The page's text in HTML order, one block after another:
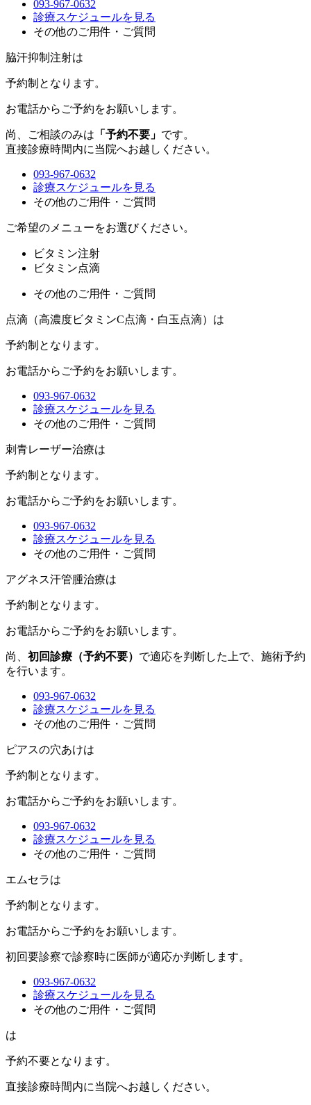
093-967-0632
診療スケジュールを見る
その他のご用件・ご質問
脇汗抑制注射は
予約制 となります。
お電話からご予約をお願いします。
尚、ご相談のみは 「予約不要」 です。
直接診療時間内に当院へお越しください。
093-967-0632
診療スケジュールを見る
その他のご用件・ご質問
ご希望のメニューをお選びください。
ビタミン注射
ビタミン点滴
その他のご用件・ご質問
点滴（高濃度ビタミンC点滴・白玉点滴）は
予約制 となります。
お電話からご予約をお願いします。
093-967-0632
診療スケジュールを見る
その他のご用件・ご質問
刺青レーザー治療は
予約制 となります。
お電話からご予約をお願いします。
093-967-0632
診療スケジュールを見る
その他のご用件・ご質問
アグネス汗管腫治療は
予約制 となります。
お電話からご予約をお願いします。
尚、 初回診療（予約不要） で適応を判断した上で、施術予約
を行います。
093-967-0632
診療スケジュールを見る
その他のご用件・ご質問
ピアスの穴あけは
予約制 となります。
お電話からご予約をお願いします。
093-967-0632
診療スケジュールを見る
その他のご用件・ご質問
エムセラは
予約制 となります。
お電話からご予約をお願いします。
初回要診察で診察時に医師が適応か判断します。
093-967-0632
診療スケジュールを見る
その他のご用件・ご質問
は
予約不要となります。
直接診療時間内に当院へお越しください。